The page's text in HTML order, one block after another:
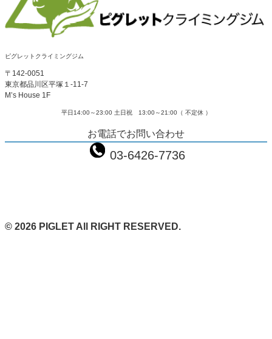
ピグレットクライミングジム
〒142-0051
東京都品川区平塚１-11-7
M’s House 1F
平日14:00～23:00 土日祝 13:00～21:00（ 不定休 ）
お電話でお問い合わせ
03-6426-7736
© 2026 PIGLET All RIGHT RESERVED.